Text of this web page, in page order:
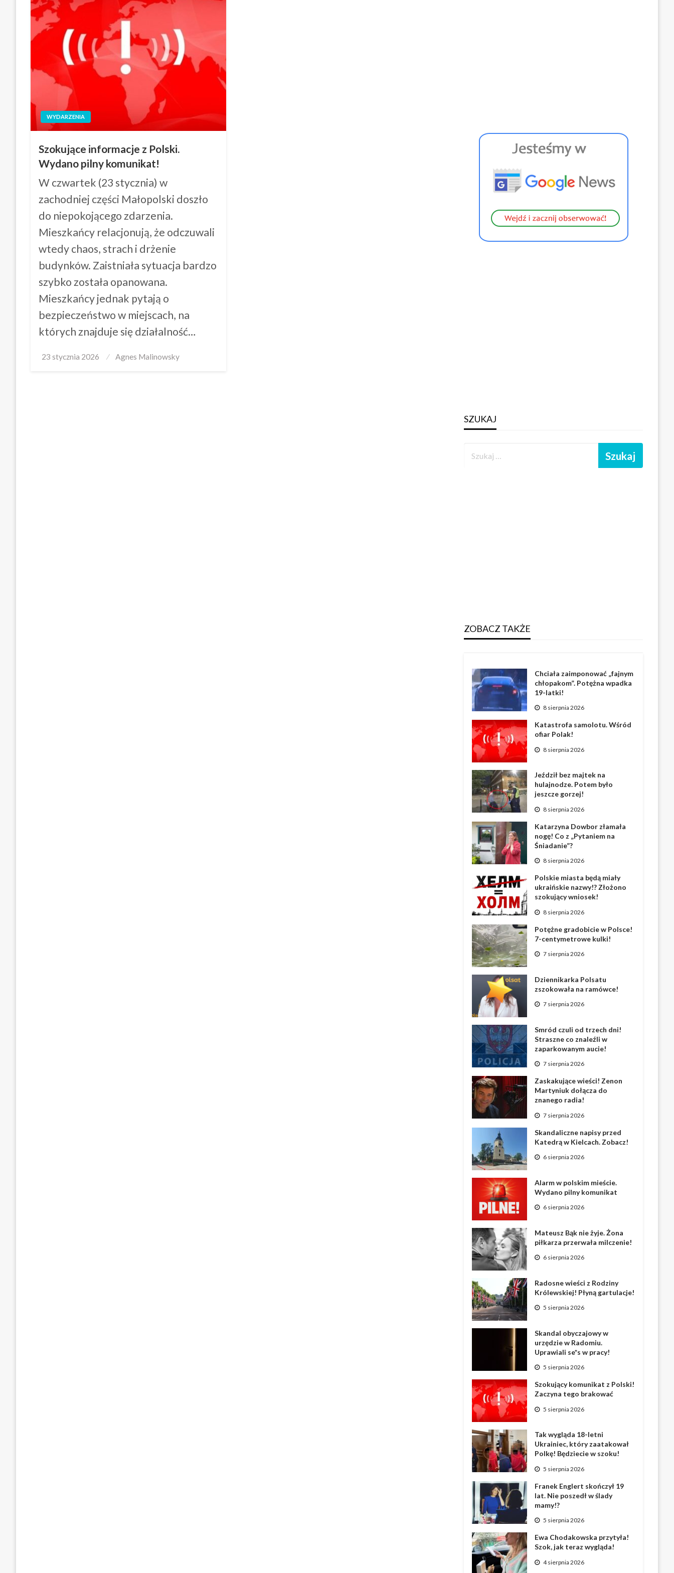
WYDARZENIA
Szokujące informacje z Polski.
Wydano pilny komunikat!
W czwartek (23 stycznia) w
zachodniej części Małopolski doszło
do niepokojącego zdarzenia.
Mieszkańcy relacjonują, że odczuwali
wtedy chaos, strach i drżenie
budynków. Zaistniała sytuacja bardzo
szybko została opanowana.
Mieszkańcy jednak pytają o
bezpieczeństwo w miejscach, na
których znajduje się działalność…
Posted
23 stycznia 2026 Agnes Malinowsky
SZUKAJ
ZOBACZ TAKŻE
Chciała zaimponować „fajnym
chłopakom”. Potężna wpadka
19-latki!
8 sierpnia 2026
Katastrofa samolotu. Wśród
ofiar Polak!
8 sierpnia 2026
Jeździł bez majtek na
hulajnodze. Potem było
jeszcze gorzej!
8 sierpnia 2026
Katarzyna Dowbor złamała
nogę! Co z „Pytaniem na
Śniadanie”?
8 sierpnia 2026
Polskie miasta będą miały
ukraińskie nazwy!? Złożono
szokujący wniosek!
8 sierpnia 2026
Potężne gradobicie w Polsce!
7-centymetrowe kulki!
7 sierpnia 2026
Dziennikarka Polsatu
zszokowała na ramówce!
7 sierpnia 2026
Smród czuli od trzech dni!
Straszne co znaleźli w
zaparkowanym aucie!
7 sierpnia 2026
Zaskakujące wieści! Zenon
Martyniuk dołącza do
znanego radia!
7 sierpnia 2026
Skandaliczne napisy przed
Katedrą w Kielcach. Zobacz!
6 sierpnia 2026
Alarm w polskim mieście.
Wydano pilny komunikat
6 sierpnia 2026
Mateusz Bąk nie żyje. Żona
piłkarza przerwała milczenie!
6 sierpnia 2026
Radosne wieści z Rodziny
Królewskiej! Płyną gartulacje!
5 sierpnia 2026
Skandal obyczajowy w
urzędzie w Radomiu.
Uprawiali se*s w pracy!
5 sierpnia 2026
Szokujący komunikat z Polski!
Zaczyna tego brakować
5 sierpnia 2026
Tak wygląda 18-letni
Ukrainiec, który zaatakował
Polkę! Będziecie w szoku!
5 sierpnia 2026
Franek Englert skończył 19
lat. Nie poszedł w ślady
mamy!?
5 sierpnia 2026
Ewa Chodakowska przytyła!
Szok, jak teraz wygląda!
4 sierpnia 2026